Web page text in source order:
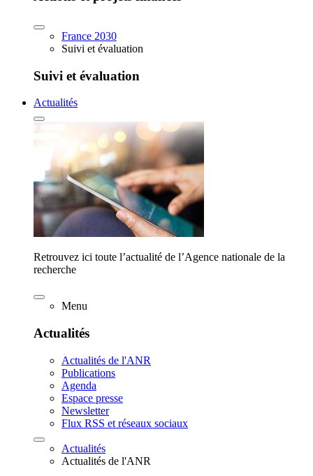
France 2030
Suivi et évaluation
Suivi et évaluation
Actualités
Retrouvez ici toute l’actualité de l’Agence nationale de la
recherche
Menu
Actualités
Actualités de l'ANR
Publications
Agenda
Espace presse
Newsletter
Flux RSS et réseaux sociaux
Actualités
Actualités de l'ANR